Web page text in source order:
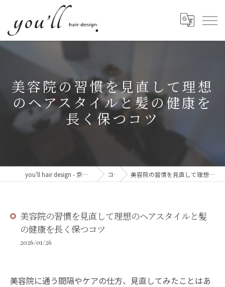
美容院の習慣を見直して理想
のヘアスタイルと髪の健康を
長く保つコツ
you'll hair design - 京都・西院の、髪と心が整う美容室。 コラム 美容院の習慣を見直して理想のヘアスタイルと髪の健康を長く保つコツ
美容院の習慣を見直して理想のヘアスタイルと髪
の健康を長く保つコツ
2026/01/26
美容院に通う間隔やケアの仕方、見直してみたことはあ